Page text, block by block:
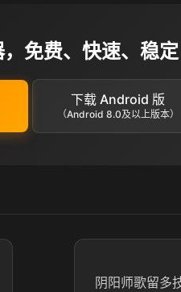
免费、快速、稳定
下载 Android 版
（Android 8.0及以上版本）
阴阳师歌留多